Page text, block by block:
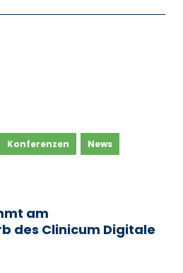
Konferenzen News
am
des Clinicum Digitale